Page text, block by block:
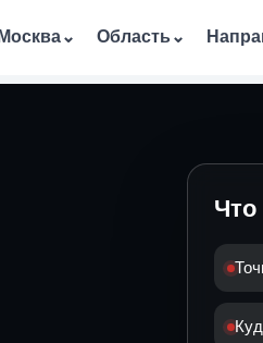
Москва⌄ Область ⌄
Что